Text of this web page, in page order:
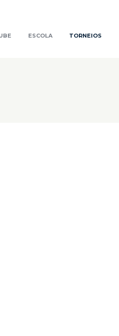
ESCOLA TORNEIOS